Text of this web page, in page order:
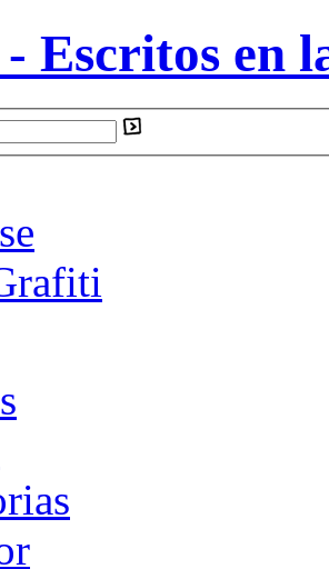
Escritos en